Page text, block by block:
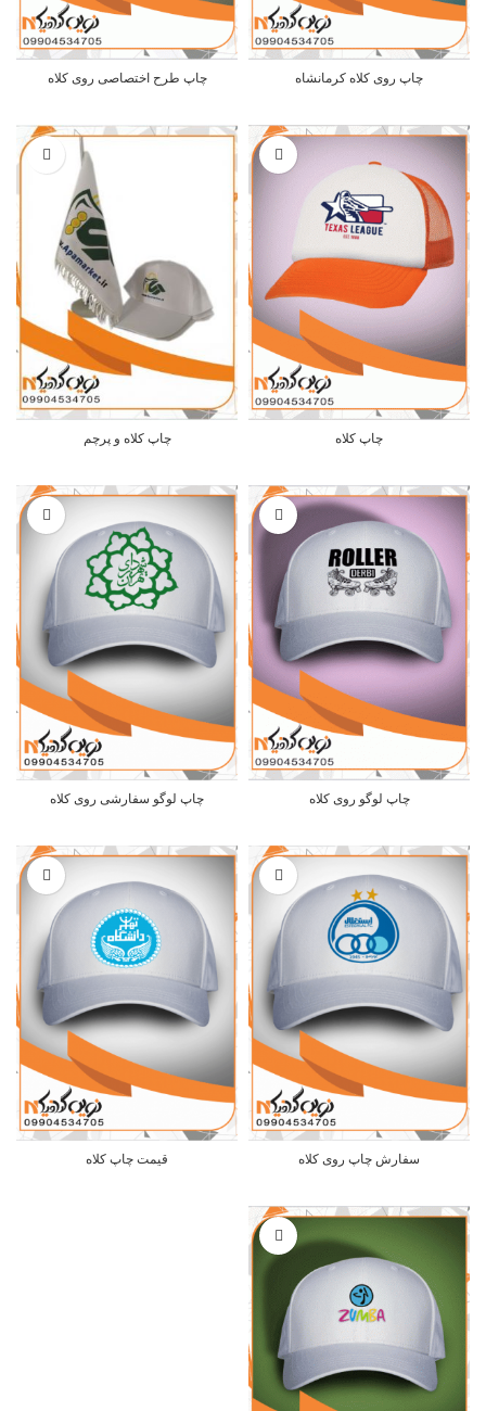
چاپ روی کلاه کرمانشاه چاپ طرح اختصاصی روی کلاه
چاپ کلاه چاپ کلاه و پرچم
چاپ لوگو روی کلاه چاپ لوگو سفارشی روی کلاه
سفارش چاپ روی کلاه قیمت چاپ کلاه